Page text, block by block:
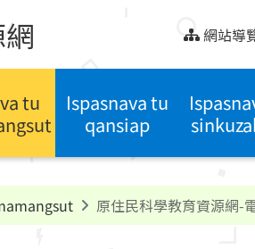
網站導
tu
Ispasnava tu
qansiap
原住民科學教育資源網-